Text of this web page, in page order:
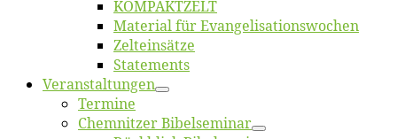
KOMPAKTZELT
Ma­te­ri­al für Evangelisationswochen
Zelt­ein­sät­ze
State­ments
Ver­an­stal­tun­gen
Ter­mi­ne
Chemnit­zer Bibelseminar